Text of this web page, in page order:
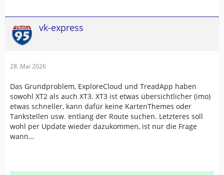
vk-express
28. Mai 2026
Das Grundproblem, ExploreCloud und TreadApp haben
sowohl XT2 als auch XT3. XT3 ist etwas übersichtlicher (imo)
etwas schneller, kann dafür keine KartenThemes oder
Tankstellen usw. entlang der Route suchen. Letzteres soll
wohl per Update wieder dazukommen, ist nur die Frage
wann…